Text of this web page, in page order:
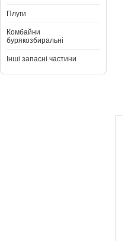
Плуги
Комбайни
бурякозбиральні
Інші запасні частини